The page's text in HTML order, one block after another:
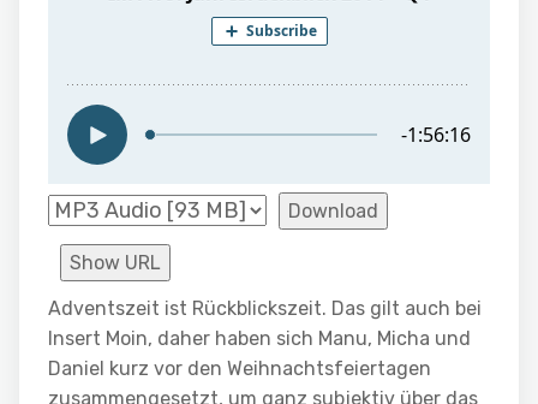
Download
Show URL
Adventszeit ist Rückblickszeit. Das gilt auch bei
Insert Moin, daher haben sich Manu, Micha und
Daniel kurz vor den Weihnachtsfeiertagen
zusammengesetzt, um ganz subjektiv über das